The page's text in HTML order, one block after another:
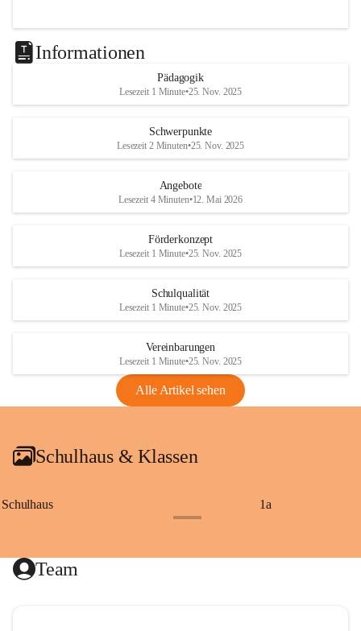
Informationen
Pädagogik
Lesezeit 1 Minute•25. Nov. 2025
Schwerpunkte
Lesezeit 2 Minuten•25. Nov. 2025
Angebote
Lesezeit 4 Minuten•12. Mai 2026
Förderkonzept
Lesezeit 1 Minute•25. Nov. 2025
Schulqualität
Lesezeit 1 Minute•25. Nov. 2025
Vereinbarungen
Lesezeit 1 Minute•25. Nov. 2025
Alle Artikel sehen
Schulhaus & Klassen
Schulhaus 1a
Team